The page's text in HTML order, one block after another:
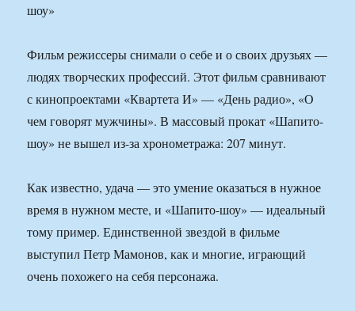
Фильм режиссеры снимали о себе и о своих друзьях —
людях творческих профессий. Этот фильм сравнивают
с кинопроектами «Квартета И» — «День радио», «О
чем говорят мужчины». В массовый прокат «Шапито-
шоу» не вышел из-за хронометража: 207 минут.
Как известно, удача — это умение оказаться в нужное
время в нужном месте, и «Шапито-шоу» — идеальный
тому пример. Единственной звездой в фильме
выступил Петр Мамонов, как и многие, играющий
очень похожего на себя персонажа.